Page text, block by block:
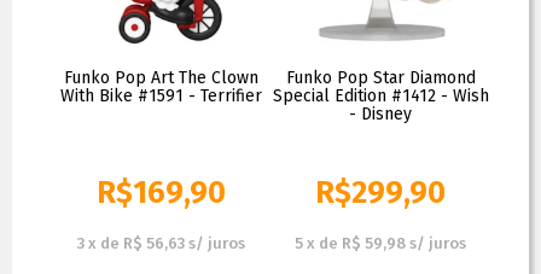
Funko Pop Art The Clown
With Bike #1591 - Terrifier
R$169,90
3 x de R$ 56,63 s/ juros
Funko Pop Star Diamond
Special Edition #1412 - Wish
- Disney
R$299,90
5 x de R$ 59,98 s/ juros